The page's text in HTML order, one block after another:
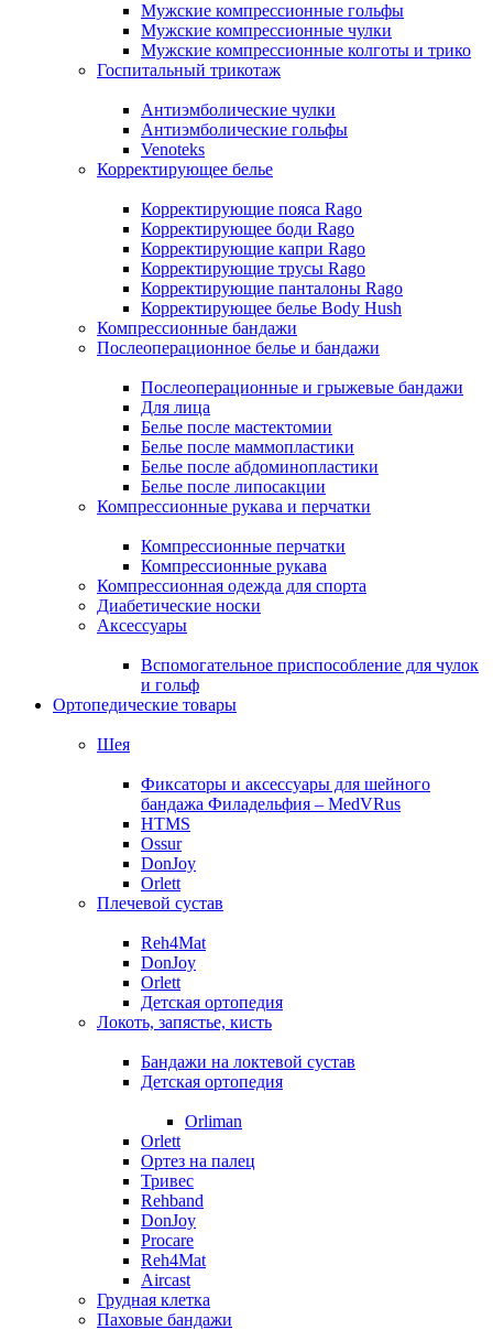
Мужские компрессионные гольфы
Мужские компрессионные чулки
Мужские компрессионные колготы и трико
Госпитальный трикотаж
Антиэмболические чулки
Антиэмболические гольфы
Venoteks
Корректирующее белье
Корректирующие пояса Rago
Корректирующее боди Rago
Корректирующие капри Rago
Корректирующие трусы Rago
Корректирующие панталоны Rago
Корректирующее белье Body Hush
Компрессионные бандажи
Послеоперационное белье и бандажи
Послеоперационные и грыжевые бандажи
Для лица
Белье после мастектомии
Белье после маммопластики
Белье после абдоминопластики
Белье после липосакции
Компрессионные рукава и перчатки
Компрессионные перчатки
Компрессионные рукава
Компрессионная одежда для спорта
Диабетические носки
Аксессуары
Вспомогательное приспособление для чулок
и гольф
Ортопедические товары
Шея
Фиксаторы и аксессуары для шейного
бандажа Филадельфия – MedVRus
HTMS
Ossur
DonJoy
Orlett
Плечевой сустав
Reh4Mat
DonJoy
Orlett
Детская ортопедия
Локоть, запястье, кисть
Бандажи на локтевой сустав
Детская ортопедия
Orliman
Orlett
Ортез на палец
Тривес
Rehband
DonJoy
Procare
Reh4Mat
Aircast
Грудная клетка
Паховые бандажи